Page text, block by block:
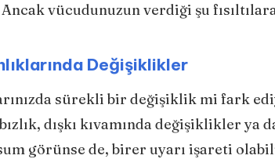
Ancak vücudunuzun verdiği şu
Değişiklikler
sürekli bir değişiklik mi fark
dışkı kıvamında değişiklikler
görünse de, birer uyarı işareti